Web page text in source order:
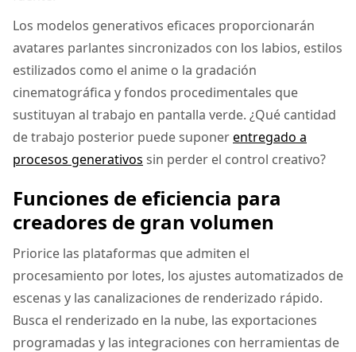
Los modelos generativos eficaces proporcionarán
avatares parlantes sincronizados con los labios, estilos
estilizados como el anime o la gradación
cinematográfica y fondos procedimentales que
sustituyan al trabajo en pantalla verde. ¿Qué cantidad
de trabajo posterior puede suponerentregado a
procesos generativos sin perder el control creativo?
Funciones de eficiencia para
creadores de gran volumen
Priorice las plataformas que admiten el
procesamiento por lotes, los ajustes automatizados de
escenas y las canalizaciones de renderizado rápido.
Busca el renderizado en la nube, las exportaciones
programadas y las integraciones con herramientas de